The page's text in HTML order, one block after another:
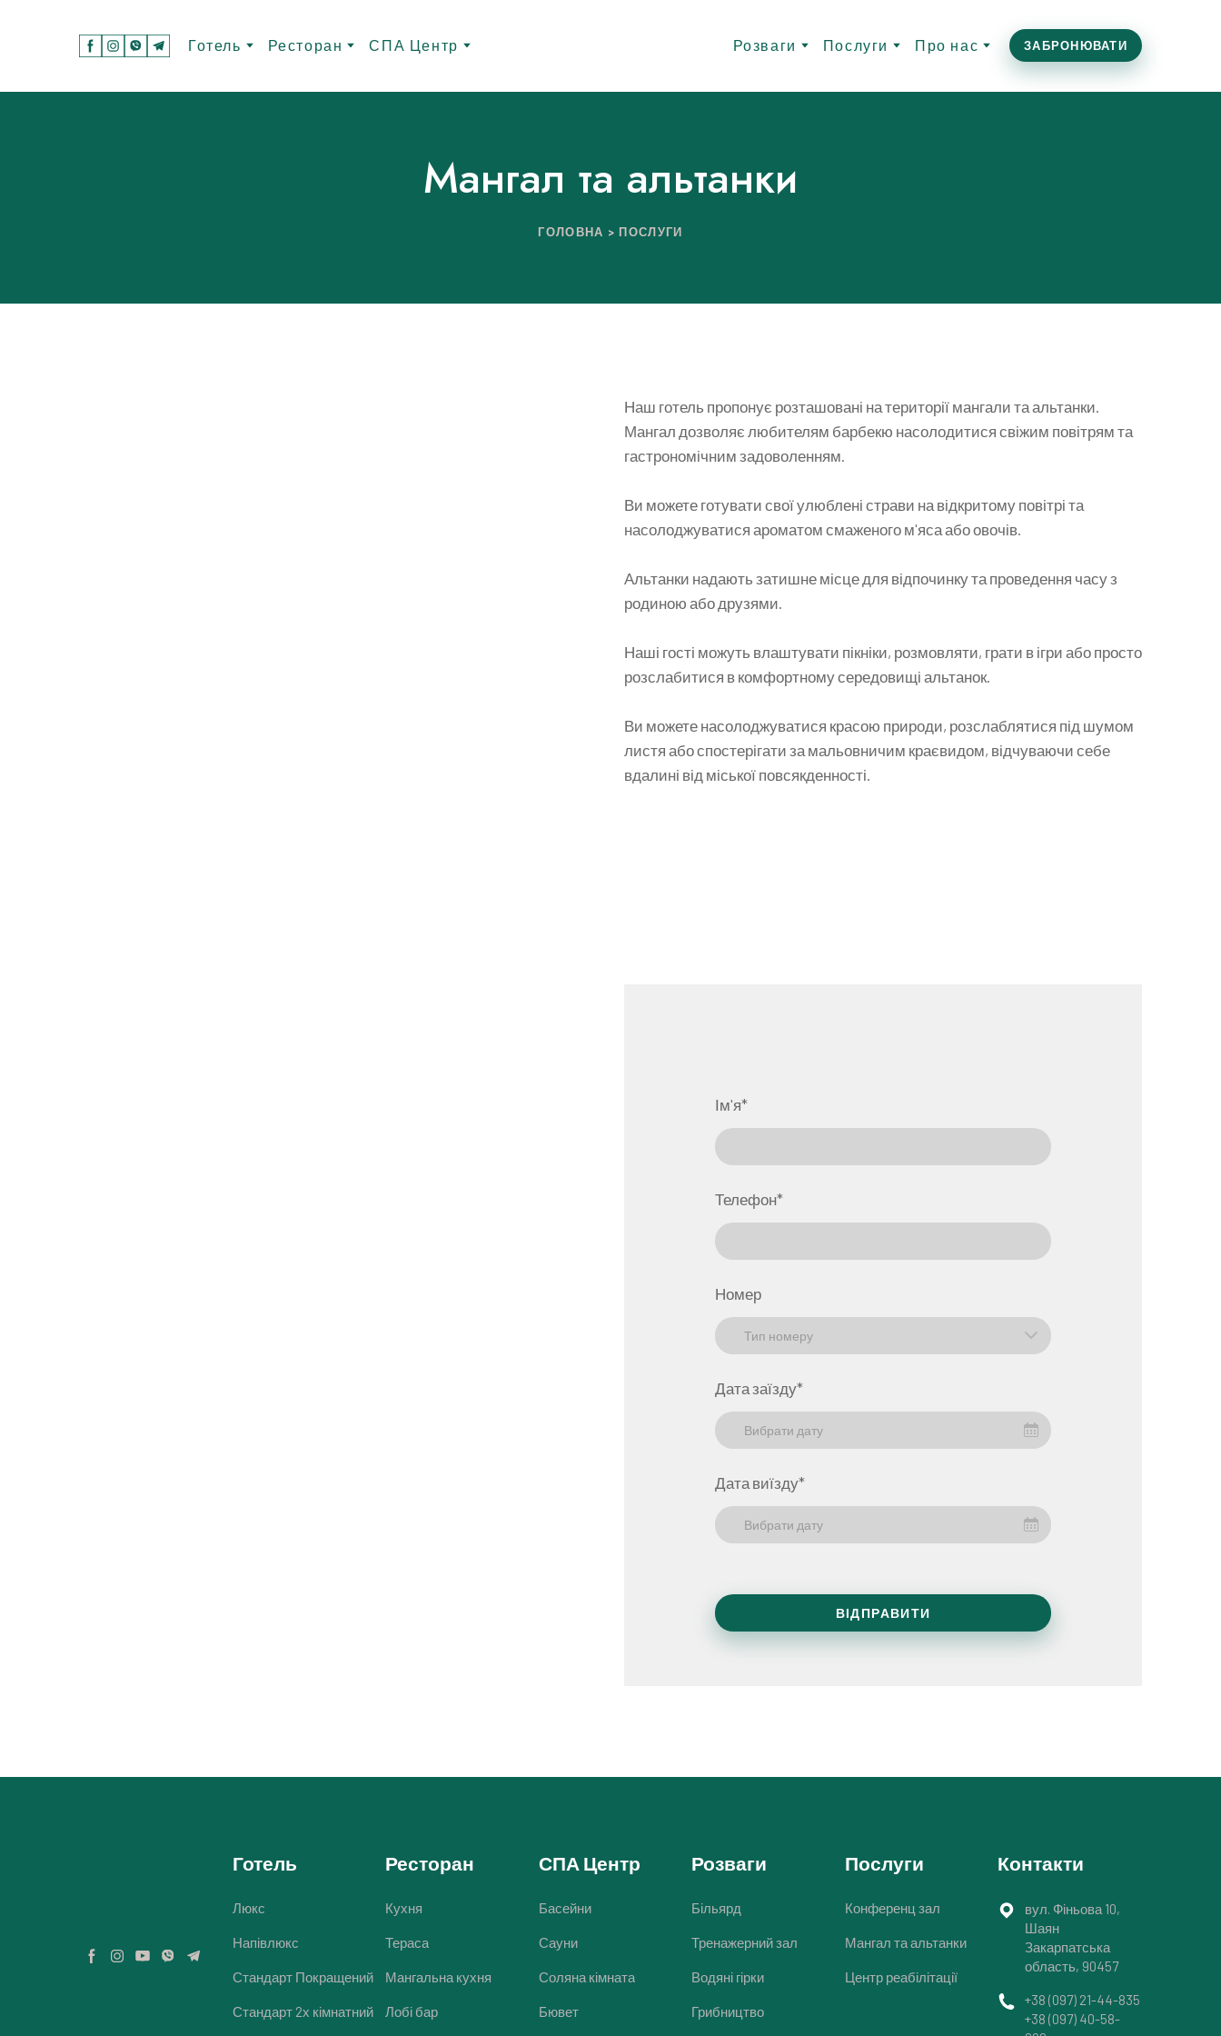
Готель Ресторан СПА Центр Розваги Послуги Про нас ЗАБРОНЮВАТИ
Мангал та альтанки
ГОЛОВНА >ПОСЛУГИ
Наш готель пропонує розташовані на території мангали та альтанки.
Мангал дозволяє любителям барбекю насолодитися свіжим повітрям та
гастрономічним задоволенням.
Ви можете готувати свої улюблені страви на відкритому повітрі та
насолоджуватися ароматом смаженого м'яса або овочів.
Альтанки надають затишне місце для відпочинку та проведення часу з
родиною або друзями.
Наші гості можуть влаштувати пікніки, розмовляти, грати в ігри або просто
розслабитися в комфортному середовищі альтанок.
Ви можете насолоджуватися красою природи, розслаблятися під шумом
листя або спостерігати за мальовничим краєвидом, відчуваючи себе
вдалині від міської повсякденності.
Ім'я*
Телефон*
Номер
Дата заїзду*
Вибрати дату
Дата виїзду*
Вибрати дату
ВІДПРАВИТИ
Готель
Люкс
Напівлюкс
Стандарт Покращений
Стандарт 2х кімнатний
Ресторан
Кухня
Тераса
Мангальна кухня
Лобі бар
СПА Центр
Басейни
Сауни
Соляна кімната
Бювет
Розваги
Більярд
Тренажерний зал
Водяні гірки
Грибництво
Послуги
Конференц зал
Мангал та альтанки
Центр реабілітації
Контакти
вул. Фіньова 10,
Шаян
Закарпатська
область, 90457
+38 (097) 21-44-835
+38 (097) 40-58-